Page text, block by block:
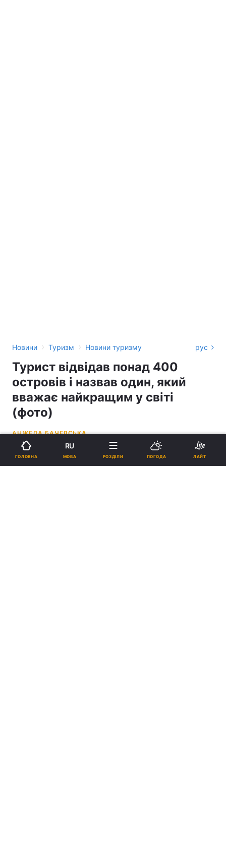
Новини › Туризм › Новини туризму рус
Турист відвідав понад 400
островів і назвав один, який
вважає найкращим у світі
(фото)
АНЖЕЛА БАЧЕВСЬКА
13:11, 28.01.26
ГОЛОВНА
RU
МОВА РОЗДІЛИ ПОГОДА ЛАЙТ